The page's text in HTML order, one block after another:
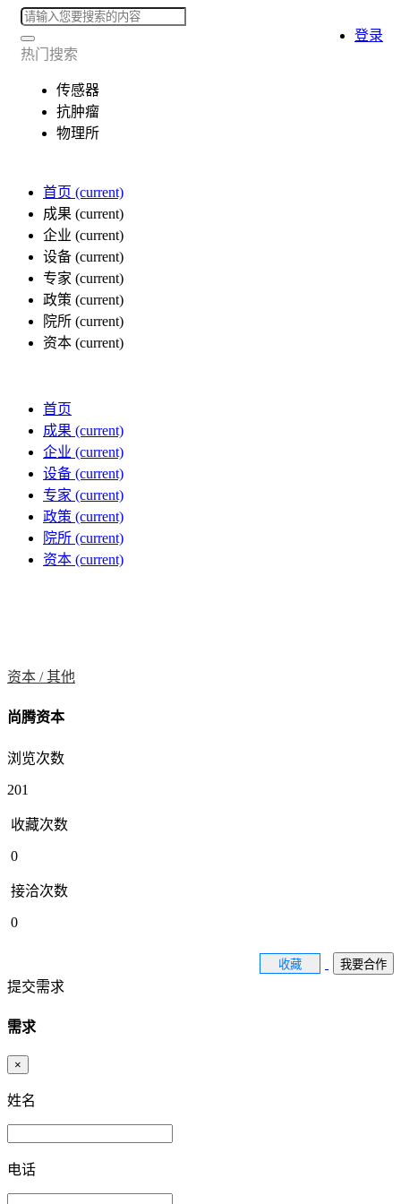
热门搜索
传感器
抗肿瘤
物理所
首页 (current)
成果 (current)
企业 (current)
设备 (current)
专家 (current)
政策 (current)
院所 (current)
资本 (current)
登录
首页
成果 (current)
企业 (current)
设备 (current)
专家 (current)
政策 (current)
院所 (current)
资本 (current)
资本 /其他
尚腾资本
浏览次数
201
收藏次数
0
接洽次数
0
收藏 我要合作
提交需求
需求
×
姓名
电话